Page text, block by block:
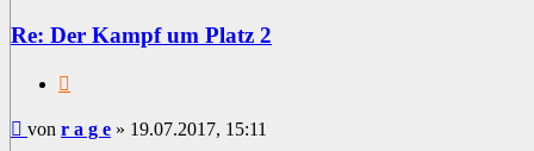
Re: Der Kampf um Platz 2
Beitrag
von r a g e » 19.07.2017, 15:11